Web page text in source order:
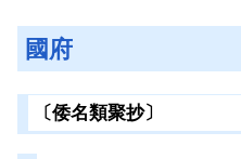
國府
〔倭名類聚抄〕